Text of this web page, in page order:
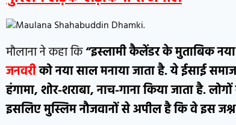
मौलाना ने कहा कि“इस्लामी कैलेंडर के मुताबिक
जनवरीको नया साल मनाया जाता है. ये ईसाई
हंगामा, शोर-शराबा, नाच-गाना किया जाता है.
इसलिए मुस्लिम नौजवानों से अपील है कि वे इस जश्न